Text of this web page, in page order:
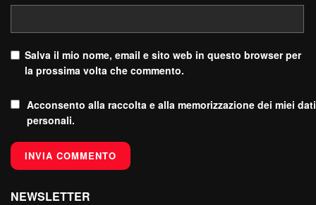
Salva il mio nome, email e sito web in questo browser per
la prossima volta che commento.
Acconsento alla raccolta e alla memorizzazione dei miei dati
personali.
NEWSLETTER